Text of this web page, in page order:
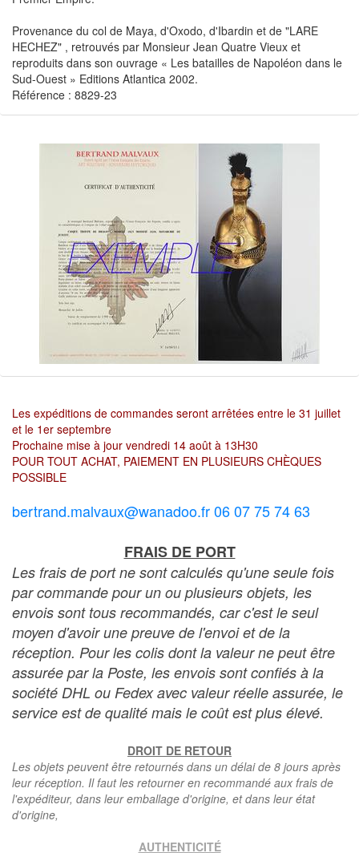
Provenance du col de Maya, d'Oxodo, d'Ibardin et de "LARE
HECHEZ" , retrouvés par Monsieur Jean Quatre Vieux et
reproduits dans son ouvrage « Les batailles de Napoléon dans le
Sud-Ouest » Editions Atlantica 2002.
Référence : 8829-23
Les expéditions de commandes seront arrêtées entre le 31 juillet
et le 1er septembre
Prochaine mise à jour vendredi 14 août à 13H30
POUR TOUT ACHAT, PAIEMENT EN PLUSIEURS CHÈQUES
POSSIBLE
bertrand.malvaux@wanadoo.fr 06 07 75 74 63
FRAIS DE PORT
Les frais de port ne sont calculés qu'une seule fois
par commande pour un ou plusieurs objets, les
envois sont tous recommandés, car c'est le seul
moyen d'avoir une preuve de l'envoi et de la
réception. Pour les colis dont la valeur ne peut être
assurée par la Poste, les envois sont confiés à la
société DHL ou Fedex avec valeur réelle assurée, le
service est de qualité mais le coût est plus élevé.
DROIT DE RETOUR
Les objets peuvent être retournés dans un délai de 8 jours après
leur réception. Il faut les retourner en recommandé aux frais de
l'expéditeur, dans leur emballage d'origine, et dans leur état
d'origine,
AUTHENTICITÉ